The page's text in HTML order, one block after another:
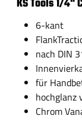
KS Tools 1/4"
6-kant
nach DIN
für
hochglanz
Chrom